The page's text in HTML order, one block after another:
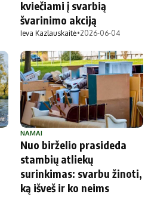
kviečiami į svarbią
švarinimo akciją
Ieva Kazlauskaitė•2026-06-04
NAMAI
Nuo birželio prasideda
stambių atliekų
surinkimas: svarbu žinoti,
ką išveš ir ko neims